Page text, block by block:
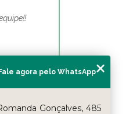
agora pelo WhatsApp
Gonçalves, 485